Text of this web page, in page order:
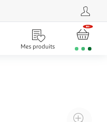
Mes produits